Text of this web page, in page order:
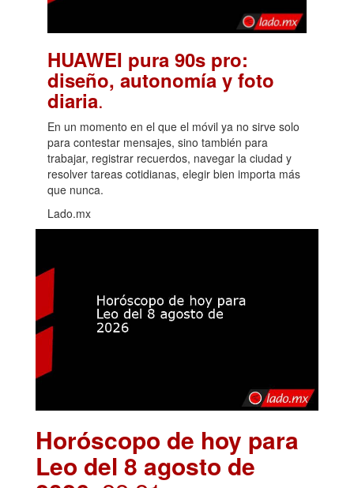
HUAWEI pura 90s pro:
diseño, autonomía y foto
diaria.
En un momento en el que el móvil ya no sirve solo
para contestar mensajes, sino también para
trabajar, registrar recuerdos, navegar la ciudad y
resolver tareas cotidianas, elegir bien importa más
que nunca.
Lado.mx
Horóscopo de hoy para
Leo del 8 agosto de